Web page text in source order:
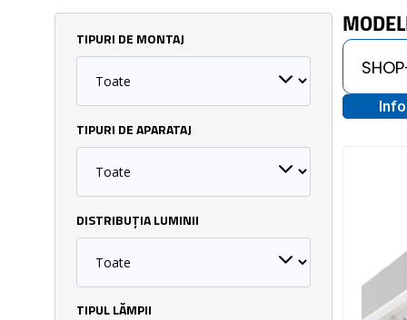
TIPURI DE MONTAJ
TIPURI DE APARATAJ
DISTRIBUȚIA LUMINII
TIPUL LĂMPII